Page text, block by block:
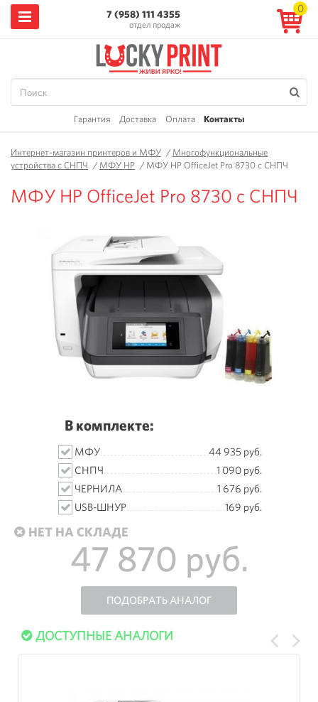
7 (958) 111 4355
отдел продаж
0
Гарантия Доставка Оплата Контакты
Интернет-магазин принтеров и МФУ /Многофункциональные
устройства с СНПЧ /МФУ HP /МФУ HP OfficeJet Pro 8730 с СНПЧ
МФУ HP OfficeJet Pro 8730 с СНПЧ
В комплекте:
МФУ
44 935 руб.
СНПЧ
1 090 руб.
ЧЕРНИЛА
1 676 руб.
USB-ШНУР
169 руб.
НЕТ НА СКЛАДЕ
47 870 руб.
ПОДОБРАТЬ АНАЛОГ
ДОСТУПНЫЕ АНАЛОГИ